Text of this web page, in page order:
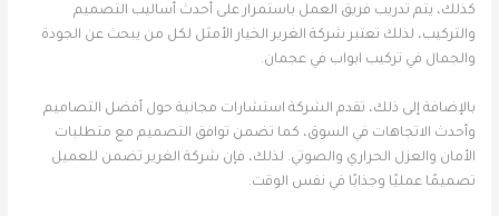
كذلك، يتم تدريب فريق العمل باستمرار على أحدث أساليب التصميم
والتركيب، لذلك تعتبر شركة الغرير الخيار الأمثل لكل من يبحث عن الجودة
والجمال في تركيب ابواب في عجمان.
بالإضافة إلى ذلك، تقدم الشركة استشارات مجانية حول أفضل التصاميم
وأحدث الاتجاهات في السوق، كما تضمن توافق التصميم مع متطلبات
الأمان والعزل الحراري والصوتي. لذلك، فإن شركة الغرير تضمن للعميل
تصميمًا عمليًا وجذابًا في نفس الوقت.